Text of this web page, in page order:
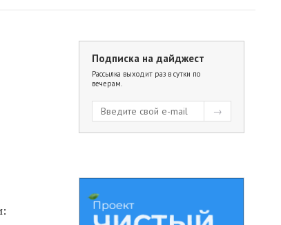
Подписка на дайджест
Рассылка выходит раз в сутки по
вечерам.